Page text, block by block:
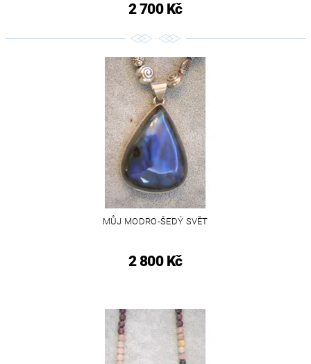
2 700 Kč
MŮJ MODRO-ŠEDÝ SVĚT
2 800 Kč